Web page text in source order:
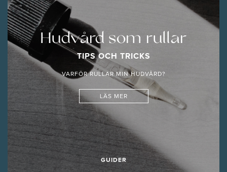
Hudvård som rullar
TIPS OCH TRICKS
VARFÖR RULLAR MIN HUDVÅRD?
LÄS MER
GUIDER